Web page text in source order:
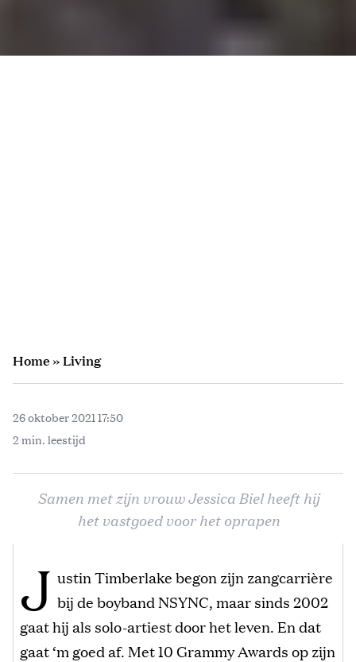
Home»Living
26 oktober 2021 17:50
2 min. leestijd
Samen met zijn vrouw Jessica Biel heeft hij
het vastgoed voor het oprapen
J ustin Timberlake begon zijn zangcarrière
bij de boyband NSYNC, maar sinds 2002
gaat hij als solo-artiest door het leven. En dat
gaat ‘m goed af. Met 10 Grammy Awards op zijn